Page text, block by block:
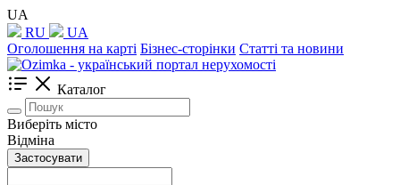
UA
RU
UA
Оголошення на карті Бізнес-сторінки Статті та новини
Каталог
Виберіть місто
Відміна
Застосувати